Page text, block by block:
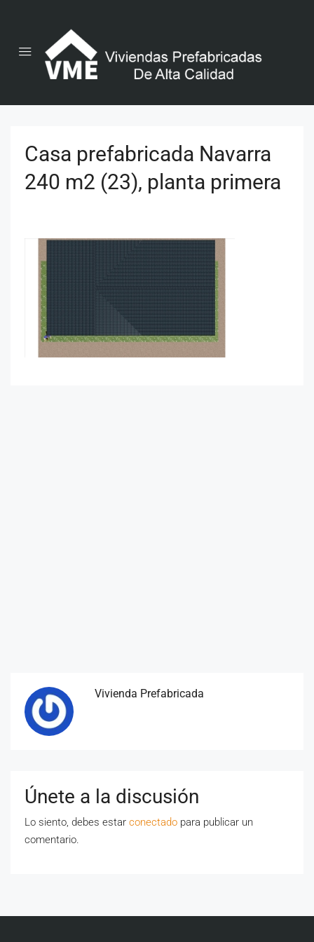
Casa prefabricada Navarra
240 m2 (23), planta primera
Vivienda Prefabricada
Únete a la discusión
Lo siento, debes estar conectado para publicar un
comentario.